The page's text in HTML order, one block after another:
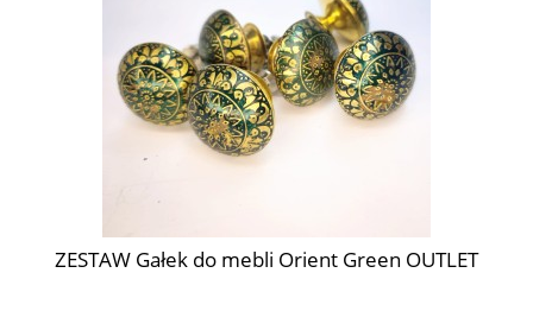
ZESTAW Gałek do mebli Orient Green OUTLET